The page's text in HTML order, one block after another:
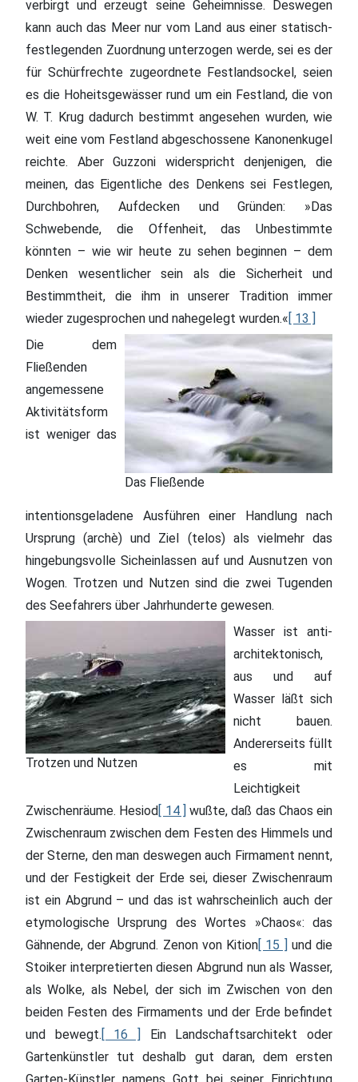
verbirgt und erzeugt seine Geheimnisse. Deswegen
kann auch das Meer nur vom Land aus einer statisch-
festlegenden Zuordnung unterzogen werde, sei es der
für Schürfrechte zugeordnete Festlandsockel, seien
es die Hoheitsgewässer rund um ein Festland, die von
W. T. Krug dadurch bestimmt angesehen wurden, wie
weit eine vom Festland abgeschossene Kanonenkugel
reichte. Aber Guzzoni widerspricht denjenigen, die
meinen, das Eigentliche des Denkens sei Festlegen,
Durchbohren, Aufdecken und Gründen: »Das
Schwebende, die Offenheit, das Unbestimmte
könnten – wie wir heute zu sehen beginnen – dem
Denken wesentlicher sein als die Sicherheit und
Bestimmtheit, die ihm in unserer Tradition immer
wieder zugesprochen und nahegelegt wurden.«[ 13 ]
Das Fließende
Die dem
Fließenden
angemessene
Aktivitätsform
ist weniger das
intentionsgeladene Ausführen einer Handlung nach
Ursprung (archè) und Ziel (telos) als vielmehr das
hingebungsvolle Sicheinlassen auf und Ausnutzen von
Wogen. Trotzen und Nutzen sind die zwei Tugenden
des Seefahrers über Jahrhunderte gewesen.
Trotzen und Nutzen
Wasser ist anti-
architektonisch,
aus und auf
Wasser läßt sich
nicht bauen.
Andererseits füllt
es mit
Leichtigkeit
Zwischenräume. Hesiod[ 14 ] wußte, daß das Chaos ein
Zwischenraum zwischen dem Festen des Himmels und
der Sterne, den man deswegen auch Firmament nennt,
und der Festigkeit der Erde sei, dieser Zwischenraum
ist ein Abgrund – und das ist wahrscheinlich auch der
etymologische Ursprung des Wortes »Chaos«: das
Gähnende, der Abgrund. Zenon von Kition[ 15 ] und die
Stoiker interpretierten diesen Abgrund nun als Wasser,
als Wolke, als Nebel, der sich im Zwischen von den
beiden Festen des Firmaments und der Erde befindet
und bewegt.[ 16 ]
Ein Landschaftsarchitekt oder
Gartenkünstler tut deshalb gut daran, dem ersten
Garten-Künstler namens Gott bei seiner Einrichtung